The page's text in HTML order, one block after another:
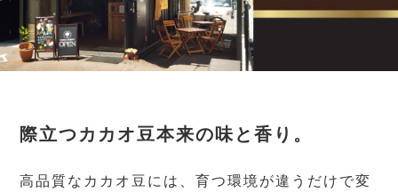
際立つカカオ豆本来の味と香り。
高品質なカカオ豆には、育つ環境が違うだけで変